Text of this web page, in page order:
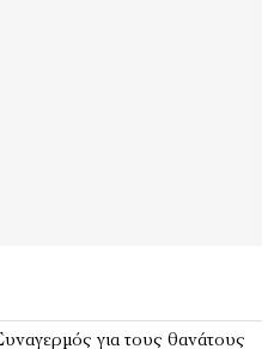
για τους θανάτους